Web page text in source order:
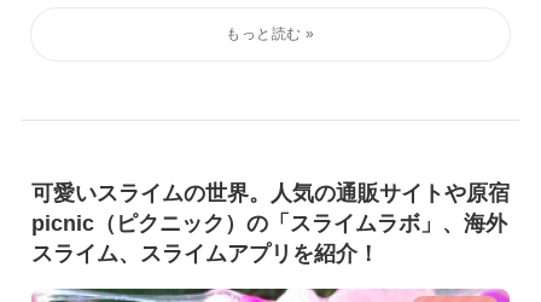
可愛いスライムの世界。人気の通販サイトや原宿
picnic（ピクニック）の「スライムラボ」、海外
スライム、スライムアプリを紹介！